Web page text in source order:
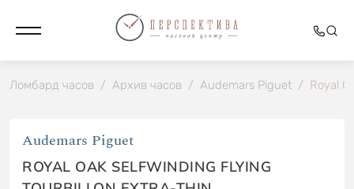
Ломбард часов / Архив часов / Audemars Piguet / Royal
Audemars Piguet
ROYAL OAK SELFWINDING FLYING